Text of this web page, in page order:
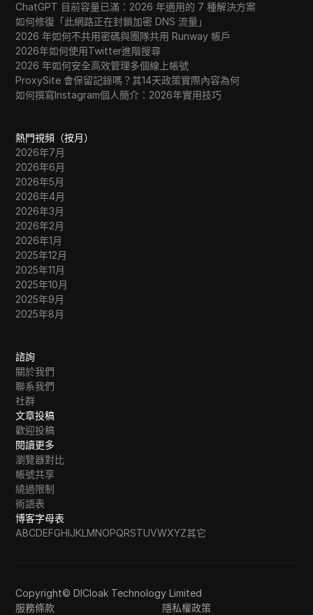
ChatGPT 目前容量已滿：2026 年適用的 7 種解決方案
如何修復「此網路正在封鎖加密 DNS 流量」
2026 年如何不共用密碼與團隊共用 Runway 帳戶
2026年如何使用Twitter進階搜尋
2026 年如何安全高效管理多個線上帳號
ProxySite 會保留記錄嗎？其14天政策實際內容為何
如何撰寫Instagram個人簡介：2026年實用技巧
熱門視頻（按月）
2026年7月
2026年6月
2026年5月
2026年4月
2026年3月
2026年2月
2026年1月
2025年12月
2025年11月
2025年10月
2025年9月
2025年8月
諮詢
關於我們
聯系我們
社群
文章投稿
歡迎投稿
閱讀更多
瀏覽器對比
帳號共享
繞過限制
術語表
博客字母表
ABCDEFGHIJKLMNOPQRSTUVWXYZ其它
Copyright© DICloak Technology Limited
服務條款
隱私權政策